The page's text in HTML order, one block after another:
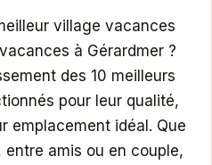
village vacances
à Gérardmer ?
des 10 meilleurs
pour leur qualité,
emplacement idéal. Que
amis ou en couple,